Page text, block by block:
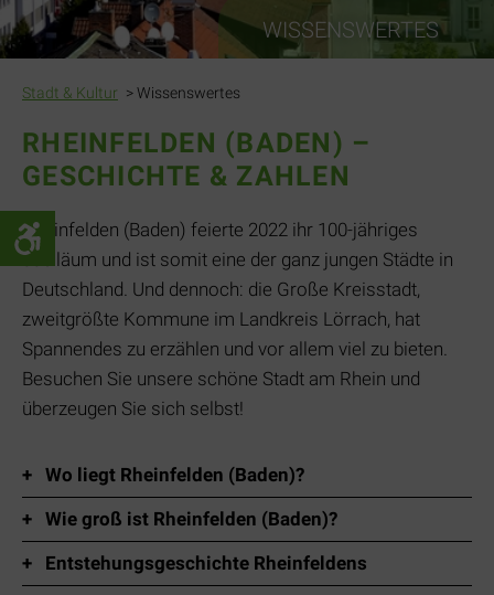
WISSENSWERTES
Stadt & Kultur Wissenswertes
RHEINFELDEN (BADEN) –
GESCHICHTE & ZAHLEN
Rheinfelden (Baden) feierte 2022 ihr 100-jähriges
Jubiläum und ist somit eine der ganz jungen Städte in
Deutschland. Und dennoch: die Große Kreisstadt,
zweitgrößte Kommune im Landkreis Lörrach, hat
Spannendes zu erzählen und vor allem viel zu bieten.
Besuchen Sie unsere schöne Stadt am Rhein und
überzeugen Sie sich selbst!
Wo liegt Rheinfelden (Baden)?
Wie groß ist Rheinfelden (Baden)?
Entstehungsgeschichte Rheinfeldens